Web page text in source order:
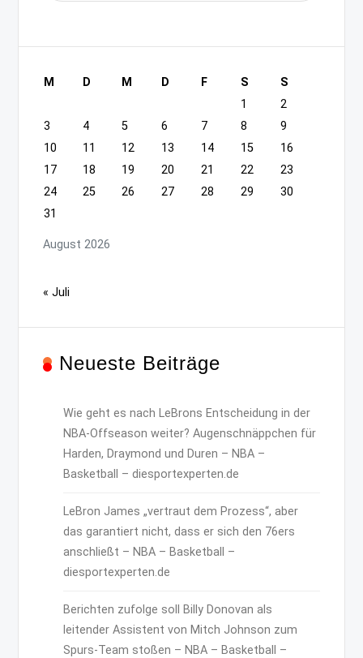
August 2026
M D M D F S
S
1
2
3
4 5 6 7 8
9
10
11 12 13 14 15
16
17
18 19 20 21 22
23
24
25 26 27 28 29
30
31
« Juli
Neueste Beiträge
Wie geht es nach LeBrons Entscheidung in der
NBA-Offseason weiter? Augenschnäppchen für
Harden, Draymond und Duren – NBA –
Basketball – diesportexperten.de
LeBron James „vertraut dem Prozess“, aber
das garantiert nicht, dass er sich den 76ers
anschließt – NBA – Basketball –
diesportexperten.de
Berichten zufolge soll Billy Donovan als
leitender Assistent von Mitch Johnson zum
Spurs-Team stoßen – NBA – Basketball –